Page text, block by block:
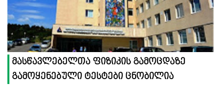
მასწავლებელთა ფიზიკის გამოცდაზე
გამოყენებული ტესტები ცნობილია